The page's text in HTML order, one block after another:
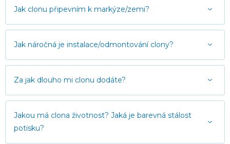
Jak clonu připevním k markýze/zemi?
Jak náročná je instalace/odmontování clony?
Za jak dlouho mi clonu dodáte?
Jakou má clona životnost? Jaká je barevná stálost
potisku?